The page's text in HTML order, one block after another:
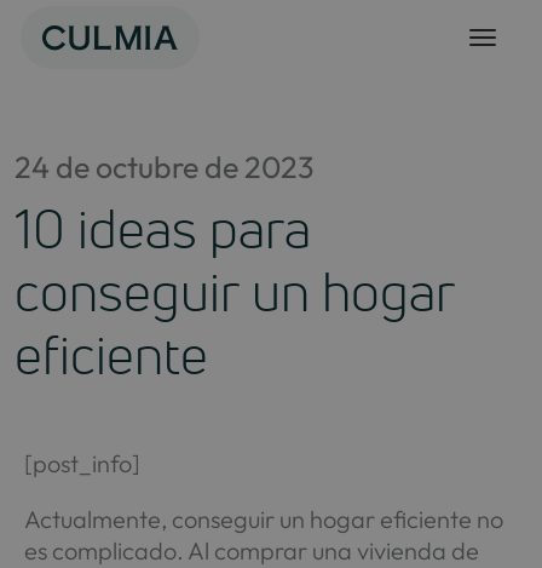
24 de octubre de 2023
10 ideas para
conseguir un hogar
eficiente
[post_info]
Actualmente, conseguir un hogar eficiente no
es complicado. Al comprar una vivienda de